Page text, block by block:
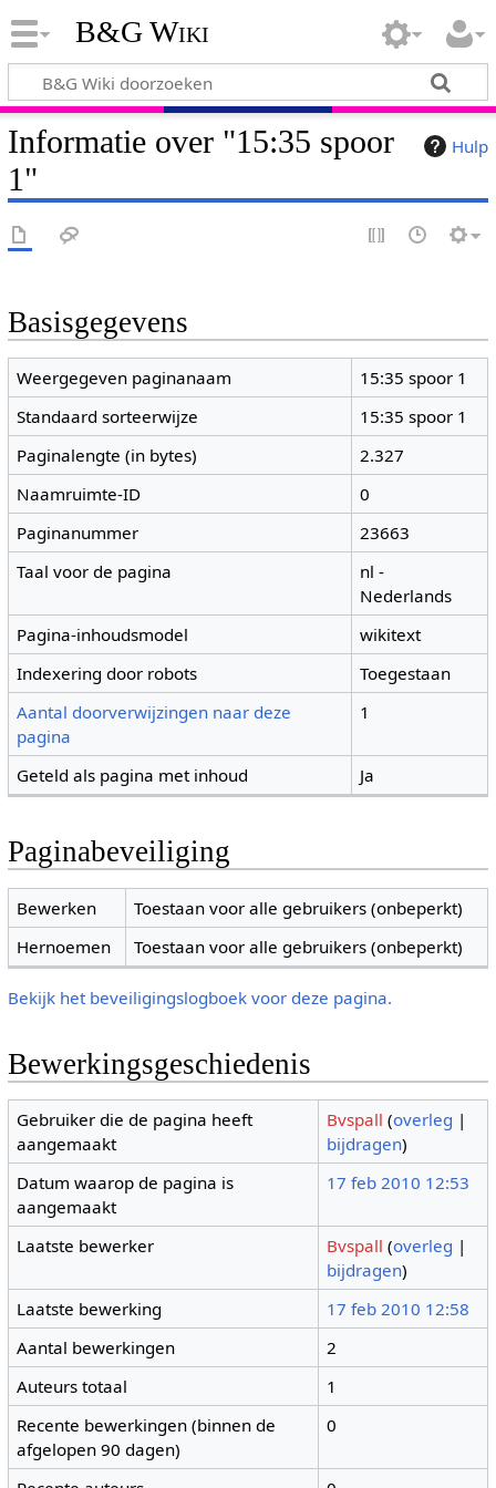
B&G Wiki
Hulp
Informatie over "15:35 spoor
1"
Basisgegevens
Weergegeven paginanaam
15:35 spoor 1
Standaard sorteerwijze
15:35 spoor 1
Paginalengte (in bytes)
2.327
Naamruimte-ID
0
Paginanummer
23663
Taal voor de pagina
nl -
Nederlands
Pagina-inhoudsmodel
wikitext
Indexering door robots
Toegestaan
Aantal doorverwijzingen naar deze
pagina
1
Geteld als pagina met inhoud Ja
Paginabeveiliging
Bewerken
Toestaan voor alle gebruikers (onbeperkt)
Hernoemen
Toestaan voor alle gebruikers (onbeperkt)
Bekijk het beveiligingslogboek voor deze pagina.
Bewerkingsgeschiedenis
Gebruiker die de pagina heeft
aangemaakt
Bvspall (overleg |
bijdragen)
Datum waarop de pagina is
aangemaakt
17 feb 2010 12:53
Laatste bewerker Bvspall (overleg |
bijdragen)
Laatste bewerking
17 feb 2010 12:58
Aantal bewerkingen
2
Auteurs totaal
1
Recente bewerkingen (binnen de
afgelopen 90 dagen)
0